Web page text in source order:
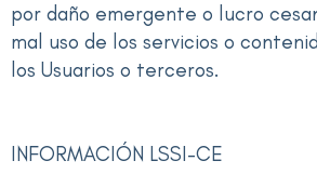
por daño emergente o lucro
mal uso de los servicios o
los Usuarios o terceros.
INFORMACIÓN LSSI-CE